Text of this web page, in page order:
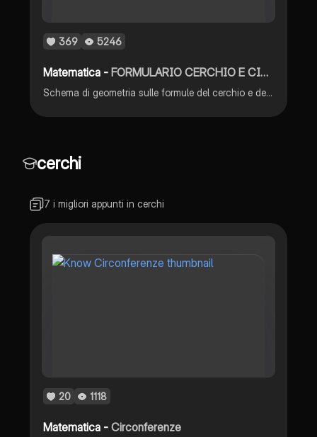
369 5246
Matematica -FORMULARIO CERCHIO E CIRCONFERENZA
Schema di geometria sulle formule del cerchio e della circonferenza.
cerchi
7 i migliori appunti in cerchi
20 1118
Matematica -Circonferenze